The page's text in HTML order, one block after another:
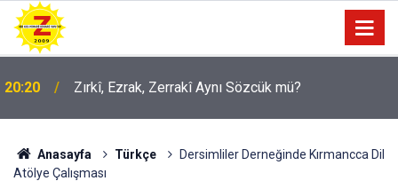
20:20 Zırkî, Ezrak, Zerrakî Aynı Sözcük mü?
Anasayfa Türkçe
Dersimliler Derneğinde Kırmancca Dil
Atölye Çalışması